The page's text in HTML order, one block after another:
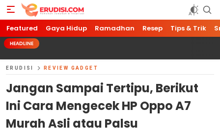
Featured Gaya Hidup Ramadhan Resep Tips & Trik
HEADLINE
ERUDISI REVIEW GADGET
Jangan Sampai Tertipu, Berikut
Ini Cara Mengecek HP Oppo A7
Murah Asli atau Palsu